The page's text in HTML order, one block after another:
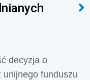
decyzja o
unijnego funduszu